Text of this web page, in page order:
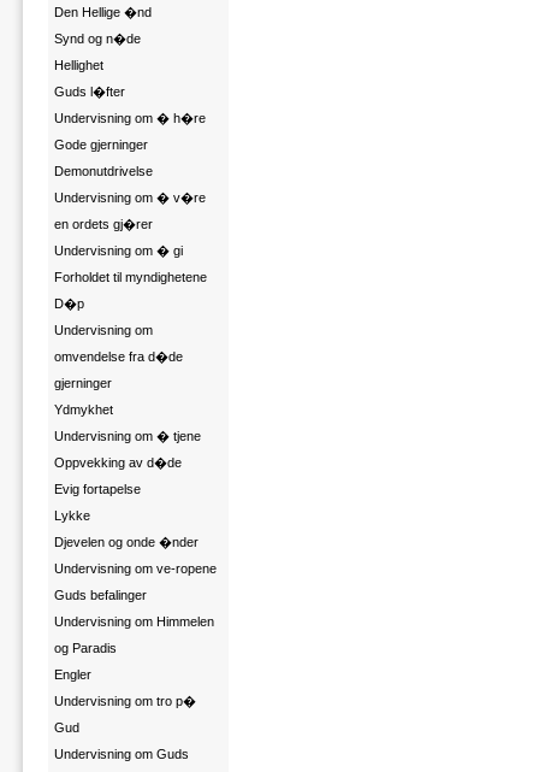
Den Hellige �nd
Synd og n�de
Hellighet
Guds l�fter
Undervisning om � h�re
Gode gjerninger
Demonutdrivelse
Undervisning om � v�re
en ordets gj�rer
Undervisning om � gi
Forholdet til myndighetene
D�p
Undervisning om
omvendelse fra d�de
gjerninger
Ydmykhet
Undervisning om � tjene
Oppvekking av d�de
Evig fortapelse
Lykke
Djevelen og onde �nder
Undervisning om ve-ropene
Guds befalinger
Undervisning om Himmelen
og Paradis
Engler
Undervisning om tro p�
Gud
Undervisning om Guds